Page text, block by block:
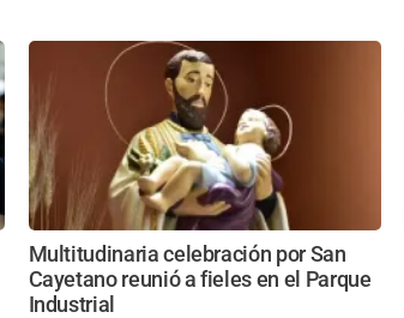
Multitudinaria celebración por San
Cayetano reunió a fieles en el Parque
Industrial